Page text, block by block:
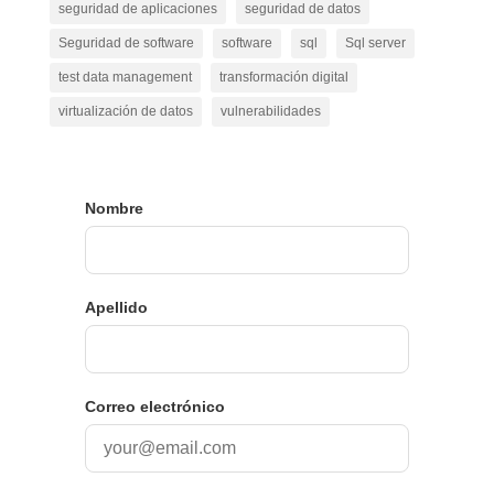
seguridad de aplicaciones seguridad de datos
Seguridad de software software sql Sql server
test data management transformación digital
virtualización de datos vulnerabilidades